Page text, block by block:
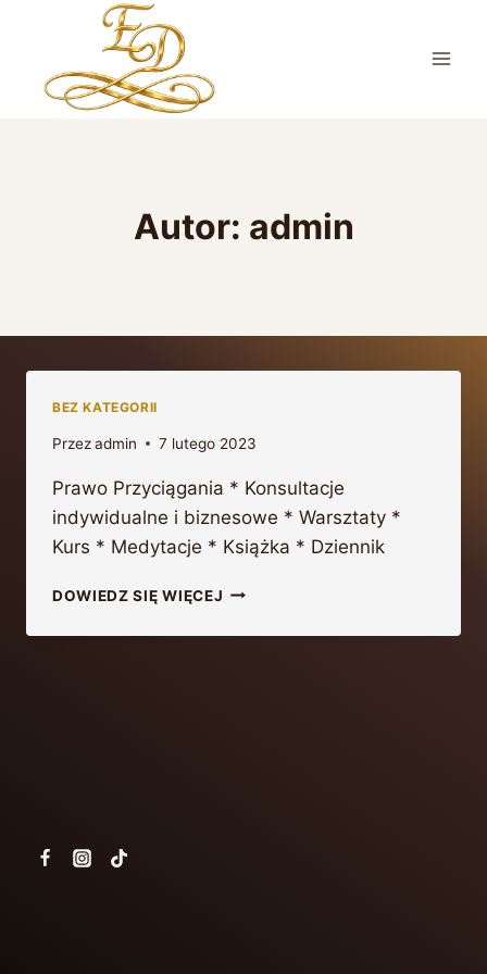
Autor: admin
BEZ KATEGORII
Przezadmin 7 lutego 2023
Prawo Przyciągania * Konsultacje
indywidualne i biznesowe * Warsztaty *
Kurs * Medytacje * Książka * Dziennik
DOWIEDZ SIĘ WIĘCEJ